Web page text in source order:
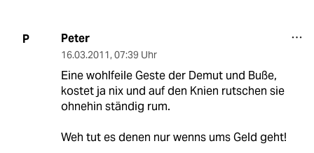
P Peter
16.03.2011, 07:39 Uhr
Eine wohlfeile Geste der Demut und Buße,
kostet ja nix und auf den Knien rutschen sie
ohnehin ständig rum.
Weh tut es denen nur wenns ums Geld geht!